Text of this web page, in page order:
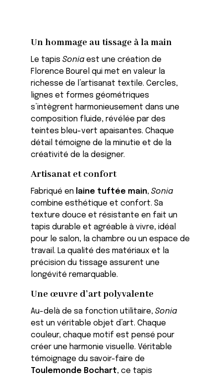
Un hommage au tissage à la main
Le tapisSonia est une création de
Florence Bourel qui met en valeur la
richesse de l’artisanat textile. Cercles,
lignes et formes géométriques
s’intègrent harmonieusement dans une
composition fluide, révélée par des
teintes bleu-vert apaisantes. Chaque
détail témoigne de la minutie et de la
créativité de la designer.
Artisanat et confort
Fabriqué en laine tuftée main,Sonia
combine esthétique et confort. Sa
texture douce et résistante en fait un
tapis durable et agréable à vivre, idéal
pour le salon, la chambre ou un espace de
travail. La qualité des matériaux et la
précision du tissage assurent une
longévité remarquable.
Une œuvre d’art polyvalente
Au-delà de sa fonction utilitaire,Sonia
est un véritable objet d’art. Chaque
couleur, chaque motif est pensé pour
créer une harmonie visuelle. Véritable
témoignage du savoir-faire de
Toulemonde Bochart, ce tapis